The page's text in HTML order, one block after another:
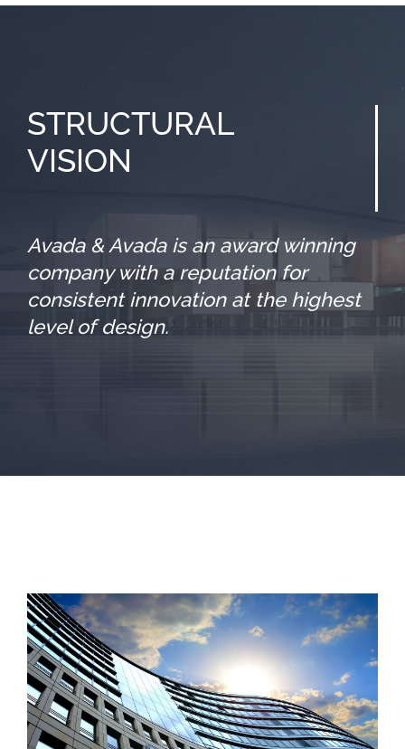
STRUCTURAL
VISION
Avada & Avada is an award winning
company with a reputation for
consistent innovation at the highest
level of design.